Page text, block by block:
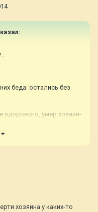
беда: остались без
здорового, умер хозяин-
хозяина у каких-то